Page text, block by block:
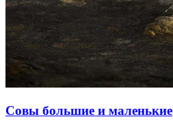
Совы большие и маленькие